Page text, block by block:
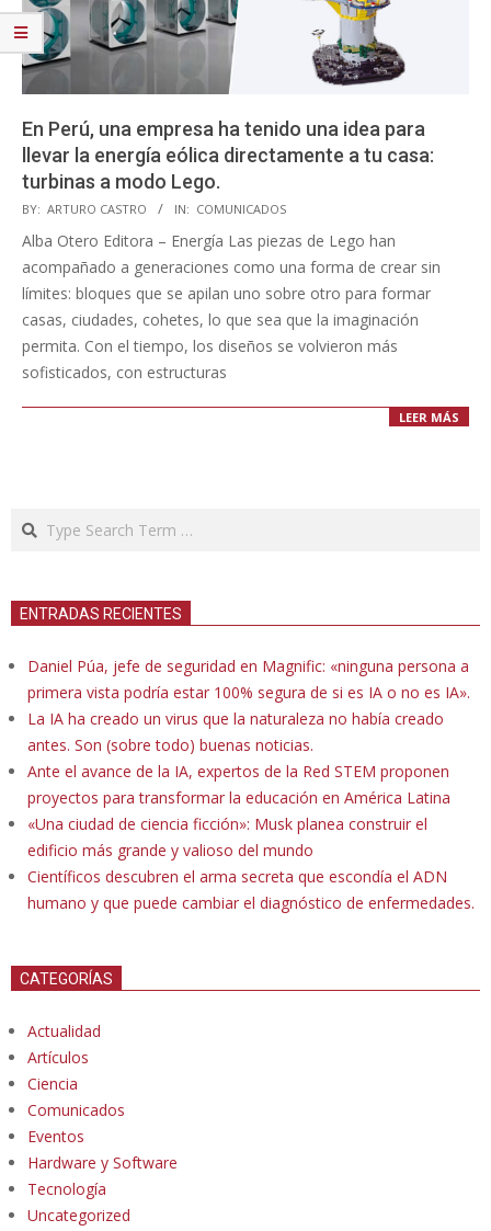
En Perú, una empresa ha tenido una idea para
llevar la energía eólica directamente a tu casa:
turbinas a modo Lego.
2025-
05-
BY: ARTURO CASTRO IN: COMUNICADOS
Alba Otero Editora – Energía Las piezas de Lego han
acompañado a generaciones como una forma de crear sin
límites: bloques que se apilan uno sobre otro para formar
casas, ciudades, cohetes, lo que sea que la imaginación
permita. Con el tiempo, los diseños se volvieron más
sofisticados, con estructuras
LEER MÁS
Search
ENTRADAS RECIENTES
Daniel Púa, jefe de seguridad en Magnific: «ninguna persona a
primera vista podría estar 100% segura de si es IA o no es IA».
La IA ha creado un virus que la naturaleza no había creado
antes. Son (sobre todo) buenas noticias.
Ante el avance de la IA, expertos de la Red STEM proponen
proyectos para transformar la educación en América Latina
«Una ciudad de ciencia ficción»: Musk planea construir el
edificio más grande y valioso del mundo
Científicos descubren el arma secreta que escondía el ADN
humano y que puede cambiar el diagnóstico de enfermedades.
CATEGORÍAS
Actualidad
Artículos
Ciencia
Comunicados
Eventos
Hardware y Software
Tecnología
Uncategorized